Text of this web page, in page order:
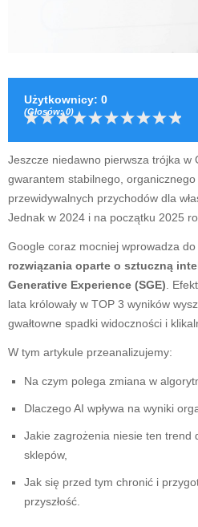
Użytkownicy: 0
(Głosów:0)
Jeszcze niedawno pierwsza trójka w
gwarantem stabilnego, organicznego
przewidywalnych przychodów dla
Jednak w 2024 i na początku 2025
Google coraz mocniej wprowadza
rozwiązania oparte o sztuczną
Generative Experience (SGE) .
lata królowały w TOP 3 wyników
gwałtowne spadki widoczności i
W tym artykule przeanalizujemy:
Na czym polega zmiana w
Dlaczego AI wpływa na wyniki
Jakie zagrożenia niesie ten trend
sklepów,
Jak się przed tym chronić i
przyszłość.